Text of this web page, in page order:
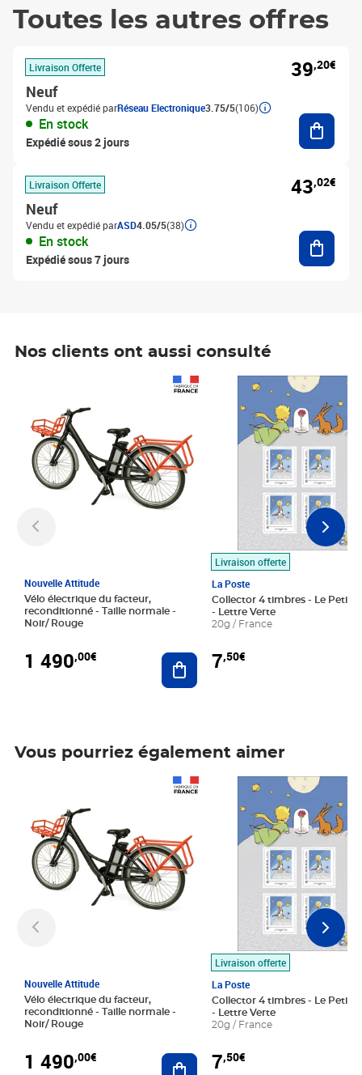
Toutes les autres offres
Livraison Offerte
Neuf
Vendu et expédié parRéseau Electronique3.75/5(106)
En stock
Expédié sous 2 jours
39,20€
Livraison Offerte
Neuf
Vendu et expédié parASD4.05/5(38)
En stock
Expédié sous 7 jours
43,02€
Nos clients ont aussi consulté
Nouvelle Attitude
Vélo électrique du facteur,
reconditionné - Taille normale -
Noir/ Rouge
1 490,00€ Ajouter au panier
Livraison offerte
La Poste
Collector 4 timbres - Le Petit
- Lettre Verte
20g / France
7,50€
Prix 7,50€
Vous pourriez également aimer
Nouvelle Attitude
Vélo électrique du facteur,
reconditionné - Taille normale -
Noir/ Rouge
1 490,00€ Ajouter au panier
Livraison offerte
La Poste
Collector 4 timbres - Le Petit
- Lettre Verte
20g / France
7,50€
Prix 7,50€